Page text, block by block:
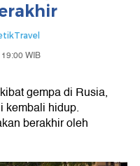
WIB
gempa di Rusia,
kembali hidup.
berakhir oleh